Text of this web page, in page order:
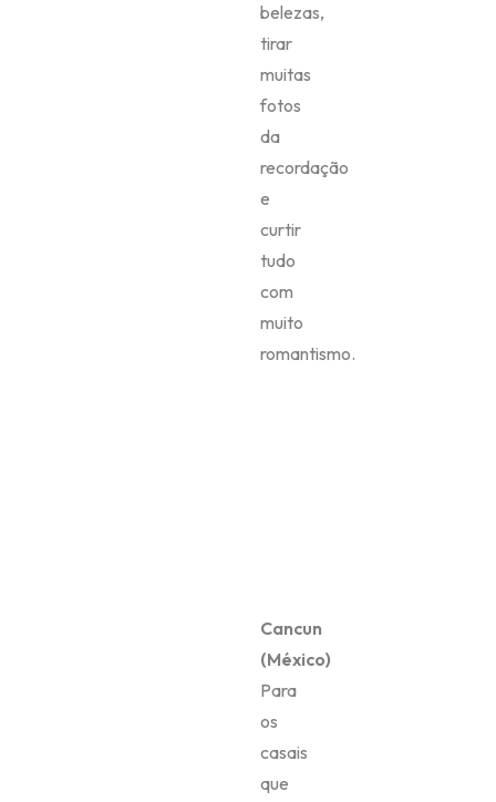
belezas,
tirar
muitas
fotos
da
recordação
e
curtir
tudo
com
muito
romantismo.
Cancun
(México)
Para
os
casais
que